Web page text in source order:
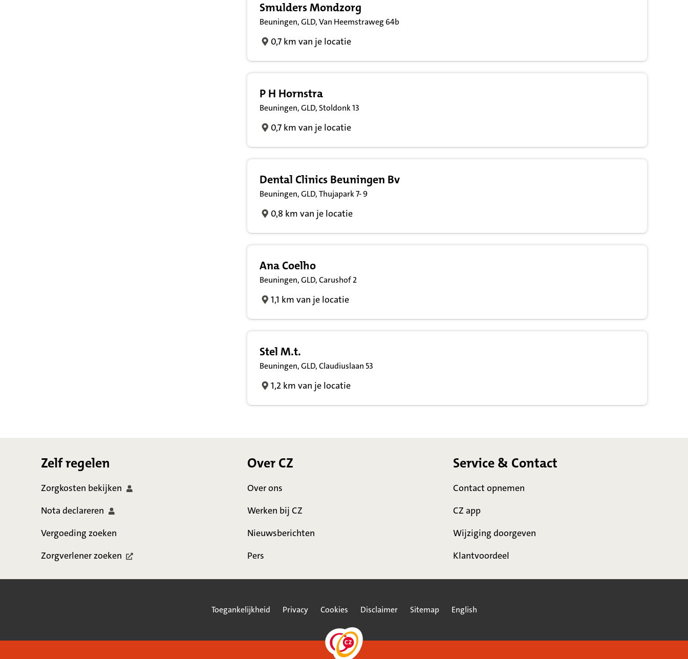
Smulders Mondzorg
Beuningen, GLD, Van Heemstraweg 64b
0,7 km van je locatie
P H Hornstra
Beuningen, GLD, Stoldonk 13
0,7 km van je locatie
Dental Clinics Beuningen Bv
Beuningen, GLD, Thujapark 7- 9
0,8 km van je locatie
Ana Coelho
Beuningen, GLD, Carushof 2
1,1 km van je locatie
Stel M.t.
Beuningen, GLD, Claudiuslaan 53
1,2 km van je locatie
Zelf regelen
Zorgkosten bekijken
Nota declareren
Vergoeding zoeken
Zorgverlenerzoeken
Over CZ
Over ons
Werken bij CZ
Nieuwsberichten
Pers
Service & Contact
Contact opnemen
CZ app
Wijziging doorgeven
Klantvoordeel
Toegankelijkheid Privacy Cookies Disclaimer Sitemap English